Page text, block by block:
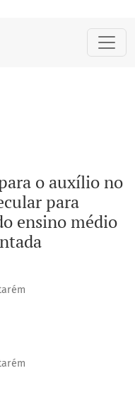
o auxílio no
para
ensino médio